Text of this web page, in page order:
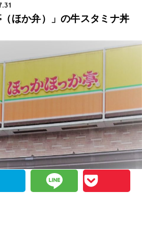
（ほか弁）」の牛スタミナ丼